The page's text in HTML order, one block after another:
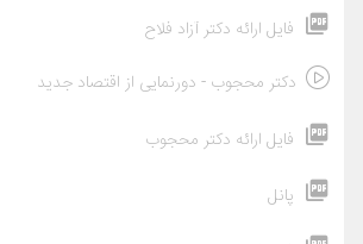
فایل ارائه دکتر آزاد فلاح
دکتر محجوب - دورنمایی از اقتصاد جدید
فایل ارائه دکتر محجوب
پانل